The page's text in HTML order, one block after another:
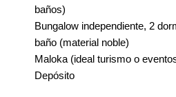
baños)
Bungalow independiente, 2
baño (material noble)
Maloka (ideal turismo o
Depósito